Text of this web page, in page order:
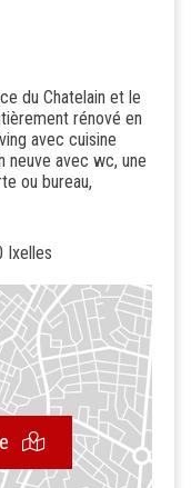
du Chatelain et le
rénové en
avec cuisine
neuve avec wc, une
ou bureau,
Ixelles